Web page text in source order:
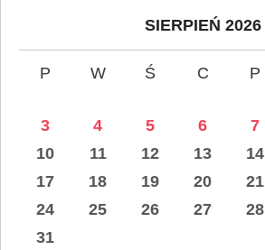
SIERPIEŃ 2026
P W Ś C P
3
4 5 6 7
10
11 12 13 14
17
18 19 20 21
24
25 26 27 28
31